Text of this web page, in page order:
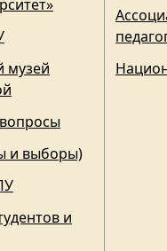
музей
и выборы)
и